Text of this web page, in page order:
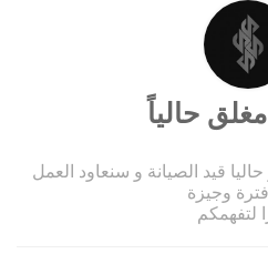
حالياً
قيد الصيانة و سنعاود العمل
وجيزة
لتفهمكم